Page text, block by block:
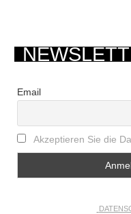
Email
Akzeptieren Sie die